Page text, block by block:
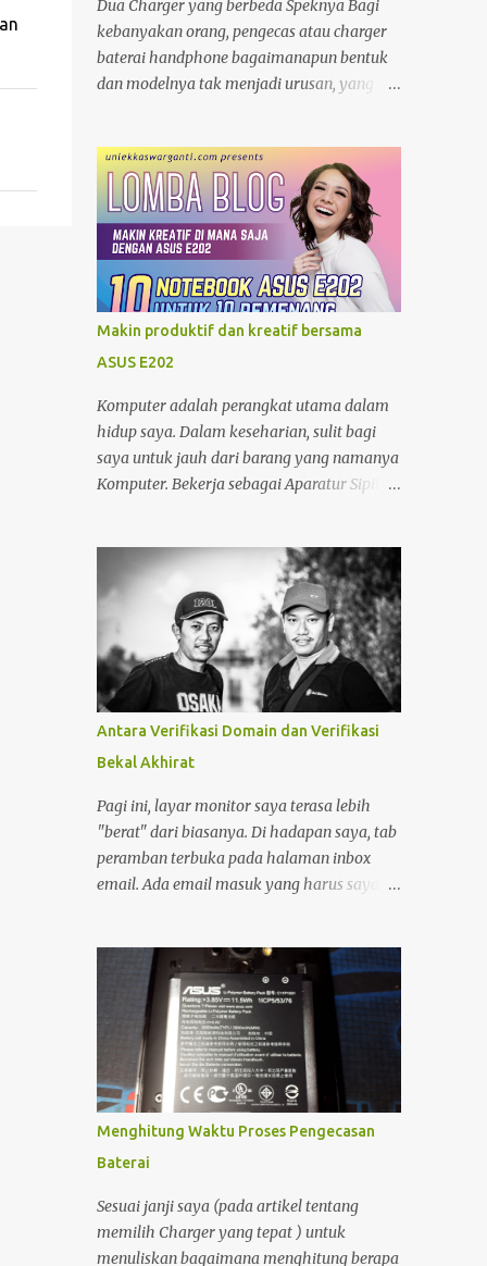
Dua Charger yang berbeda Speknya Bagi
kebanyakan orang, pengecas atau charger
baterai handphone bagaimanapun bentuk
dan modelnya tak menjadi urusan, yang
Kalau di rumah, yang gadget atau
smartphonenya memiliki terminal yang
sama biasanya charger ayah di pakai ibu,
charger adik dipakai kakak. Apalagi kalau
ditengah perjalanan kehabisan baterai,
minjam charger di warung atau toko. nggak
tahu speknya asal maen colok-colokin.
Makin produktif dan kreatif bersama
ASUS E202
Komputer adalah perangkat utama dalam
hidup saya. Dalam keseharian, sulit bagi
saya untuk jauh dari barang yang namanya
Komputer. Bekerja sebagai Aparatur Sipil
menjadikan saya sangat bergantung
dengan Komputer. Tak hanya itu, sebagai
seorang yang memiliki hobby fotografi ,
komputer juga saya gunakan untuk
mengolah foto dan mempublishnya ke
social media yang saya miliki,
memindahkan foto dari kamera DSLR
External, Cloud Storage maupun backup ke
DVD. So, Komputer benar-benar sudah
menjadi bagian hidup saya. Namun
demikian, Komputer sangat sulit untuk
dibawa kemana-mana. Dan perlu diingat
menggunakan UPS sangat minim sekali.
Oleh Karena itulah saya masih
membutuhkan Notebook sebagai
penunjang produktifitas dan kreatifitas
saya. Dengan adanya notebook, maka saya
bisa semakin prod...
Antara Verifikasi Domain dan Verifikasi
Bekal Akhirat
Pagi ini, layar monitor saya terasa lebih
"berat" dari biasanya. Di hadapan saya, tab
peramban terbuka pada halaman inbox
email. Ada email masuk yang harus saya
kepemilikan yang cukup menyita perhatian.
Bagi seorang pengelola blog, domain bukan
sekadar alamat digital, melainkan identitas
dan rumah bagi pikiran-pikiran yang kita
bagikan. Moko dan Freddy Mungkin karena
terlalu fokus, garis-garis di kening saya
tercetak jelas. Suasana ruangan yang
tenang membuat setiap ketukan jari di atas
keyboard terdengar seperti detak jam yang
memburu waktu. Di tengah keseriusan itu,
pintu ruangan terbuka. Seorang kawan
melangkah masuk, memecah hening yang
Menghitung Waktu Proses Pengecasan
Baterai
Sesuai janji saya (pada artikel tentang
memilih Charger yang tepat ) untuk
menuliskan bagaimana menghitung berapa